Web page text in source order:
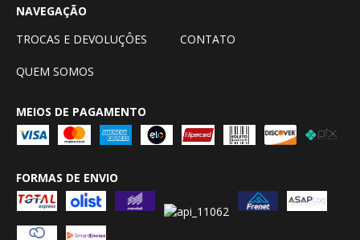
NAVEGAÇÃO
TROCAS E DEVOLUÇÔES
CONTATO
QUEM SOMOS
MEIOS DE PAGAMENTO
FORMAS DE ENVIO